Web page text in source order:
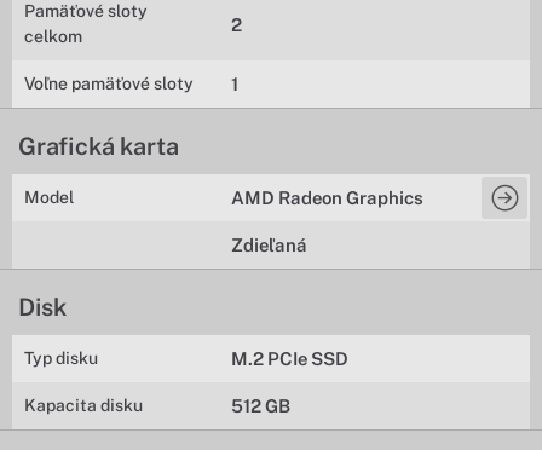
Pamäťové sloty
celkom
2
Voľne pamäťové sloty 1
Grafická karta
Model AMD Radeon Graphics
Zdieľaná
Disk
Typ disku M.2 PCIe SSD
Kapacita disku 512 GB